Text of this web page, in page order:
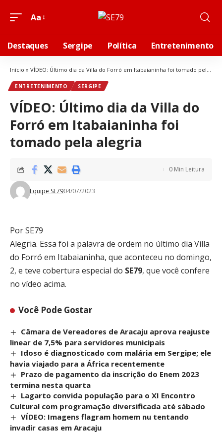
Aa
Destaques Sergipe Política Entretenimento
Início » VÍDEO: Último dia da Villa do Forró em Itabaianinha foi tomado pela alegria
ENTRETENIMENTO SERGIPE
VÍDEO: Último dia da Villa do
Forró em Itabaianinha foi
tomado pela alegria
Equipe SE7904/07/2023
0 Min Leitura
Por SE79
Alegria. Essa foi a palavra de ordem no último dia Villa
do Forró em Itabaianinha, que aconteceu no domingo,
2, e teve cobertura especial do SE79, que você confere
no vídeo acima.
Você Pode Gostar
Câmara de Vereadores de Aracaju aprova reajuste
linear de 7,5% para servidores municipais
Idoso é diagnosticado com malária em Sergipe; ele
havia viajado para a África recentemente
Prazo de pagamento da inscrição do Enem 2023
termina nesta quarta
Lagarto convida população para o XI Encontro
Cultural com programação diversificada até sábado
VÍDEO: Imagens flagram homem nu tentando
invadir casas em Aracaju